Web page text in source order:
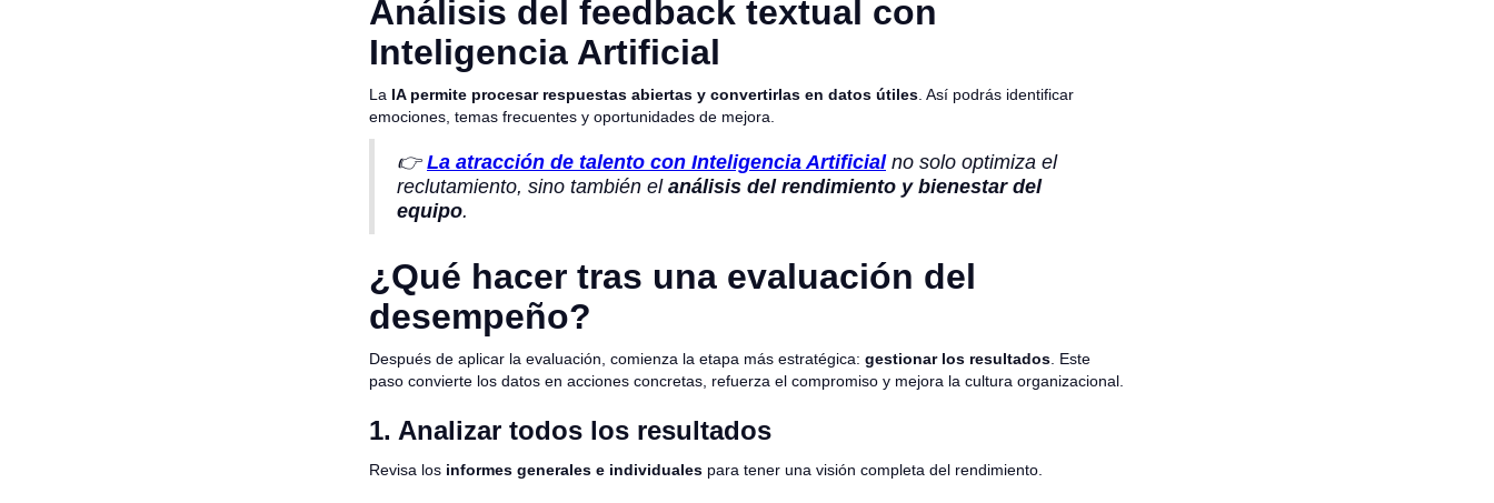
Análisis del feedback textual con
Inteligencia Artificial
La IA permite procesar respuestas abiertas y convertirlas en datos útiles . Así podrás identificar
emociones, temas frecuentes y oportunidades de mejora.
👉La atracción de talento con Inteligencia Artificial no solo optimiza el
reclutamiento, sino también el análisis del rendimiento y bienestar del
equipo.
¿Qué hacer tras una evaluación del
desempeño?
Después de aplicar la evaluación, comienza la etapa más estratégica: gestionar los resultados . Este
paso convierte los datos en acciones concretas, refuerza el compromiso y mejora la cultura organizacional.
1. Analizar todos los resultados
Revisa los informes generales e individuales para tener una visión completa del rendimiento.